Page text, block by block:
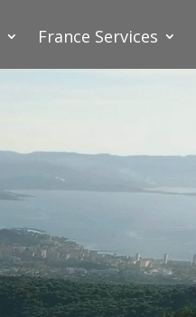
France Services